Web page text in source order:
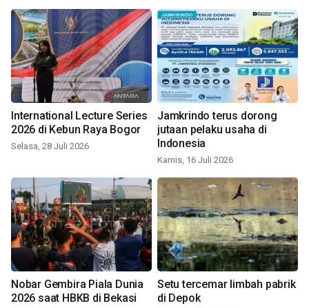
International Lecture Series
2026 di Kebun Raya Bogor
Selasa, 28 Juli 2026
Jamkrindo terus dorong
jutaan pelaku usaha di
Indonesia
Kamis, 16 Juli 2026
Nobar Gembira Piala Dunia
2026 saat HBKB di Bekasi
Setu tercemar limbah pabrik
di Depok